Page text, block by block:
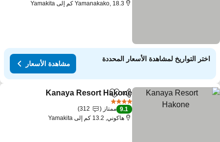
Yamanakako, 18.3 كم إلى Yamakita
اختر التواريخ لمشاهدة الأسعار المحددة
مشاهدة الأسعار
مشاركةAdd to favorites
Kanaya Resort Hakone
9.1 ممتاز
312
هاكوني, 13.2 كم إلى Yamakita